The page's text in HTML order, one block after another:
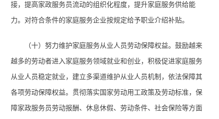
接，提高家政服务员流动的组织化程度，提升家庭服务供给能
力。对符合条件的家庭服务企业按规定给予职业介绍补贴。
（十）努力维护家庭服务从业人员劳动保障权益。鼓励越来
越多的劳动者进入家庭服务领域就业和创业，积极促进家庭服务
从业人员稳定就业，建立多渠道维护从业人员机制，依法保障其
各项劳动保障权益。贯彻落实国家劳动用工政策及劳动标准，保
障家政服务员劳动报酬、休息休假、劳动条件、社会保险等方面